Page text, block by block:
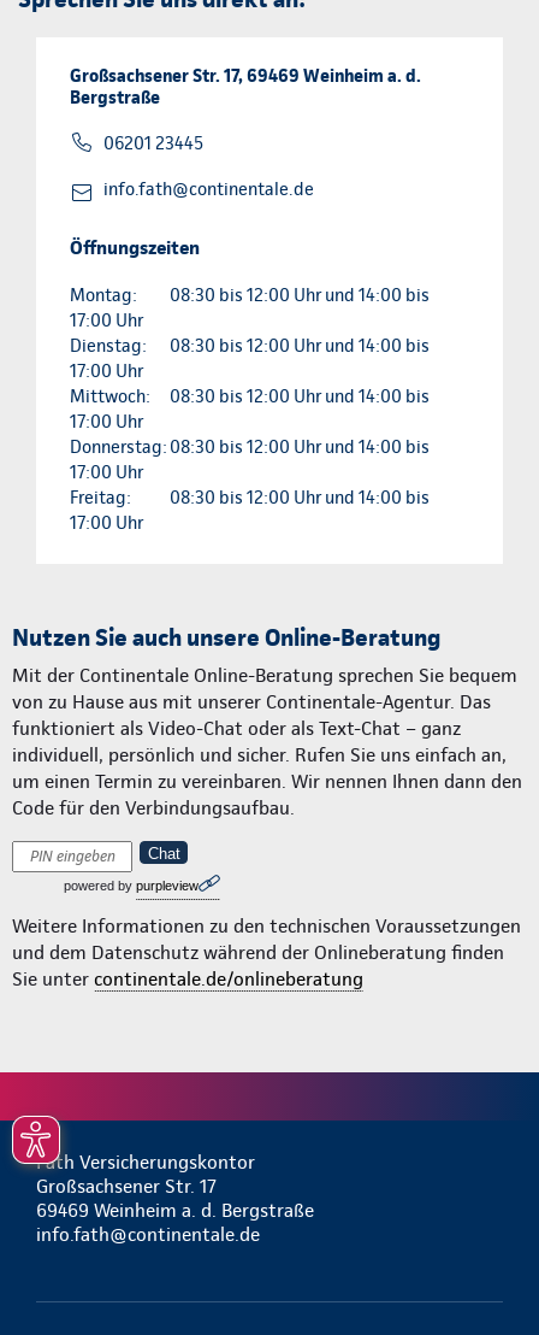
Großsachsener Str. 17, 69469 Weinheim a. d.
Bergstraße
06201 23445
info.fath@continentale.de
Öffnungszeiten
Montag:
08:30 bis 12:00 Uhr und 14:00 bis
17:00 Uhr
Dienstag:
08:30 bis 12:00 Uhr und 14:00 bis
17:00 Uhr
Mittwoch:
08:30 bis 12:00 Uhr und 14:00 bis
17:00 Uhr
Donnerstag: 08:30 bis 12:00 Uhr und 14:00 bis
17:00 Uhr
Freitag:
08:30 bis 12:00 Uhr und 14:00 bis
17:00 Uhr
Nutzen Sie auch unsere Online-Beratung
Mit der Continentale Online-Beratung sprechen Sie bequem
von zu Hause aus mit unserer Continentale-Agentur. Das
funktioniert als Video-Chat oder als Text-Chat – ganz
individuell, persönlich und sicher. Rufen Sie uns einfach an,
um einen Termin zu vereinbaren. Wir nennen Ihnen dann den
Code für den Verbindungsaufbau.
Chat
powered by purpleview
Weitere Informationen zu den technischen Voraussetzungen
und dem Datenschutz während der Onlineberatung finden
Sie unter continentale.de/onlineberatung
Fath Versicherungskontor
Großsachsener Str. 17
69469 Weinheim a. d. Bergstraße
info.fath@continentale.de